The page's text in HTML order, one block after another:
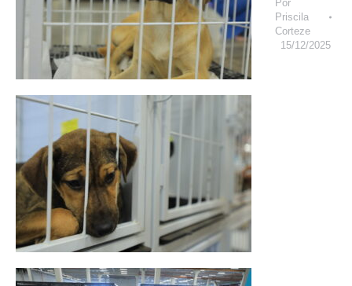
Por
Priscila
Corteze
15/12/2025